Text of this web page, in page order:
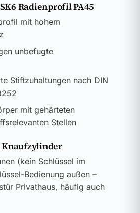
Radienprofil PA45
mit hohem
unbefugte
Stiftzuhaltungen nach DIN
mit gehärteten
Stellen
Knaufzylinder
(kein Schlüssel im
Bedienung außen –
Privathaus, häufig auch